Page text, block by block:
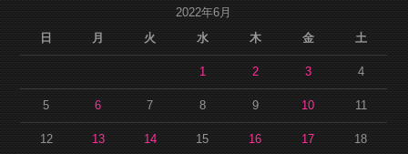
2022年6月
日
月 火 水 木 金 土
1 2 3 4
5 6 7 8 9 10 11
12 13 14 15 16 17 18